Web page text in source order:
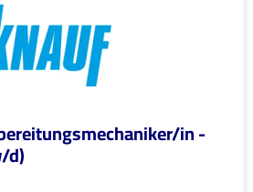
in -
d)